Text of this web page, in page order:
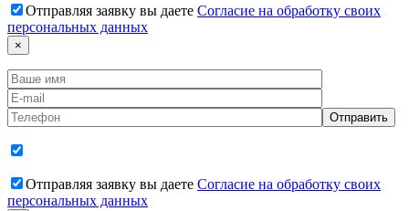
Отправляя заявку вы даете Согласие на обработку своих
персональных данных
×
Отправляя заявку вы даете Согласие на обработку своих
персональных данных